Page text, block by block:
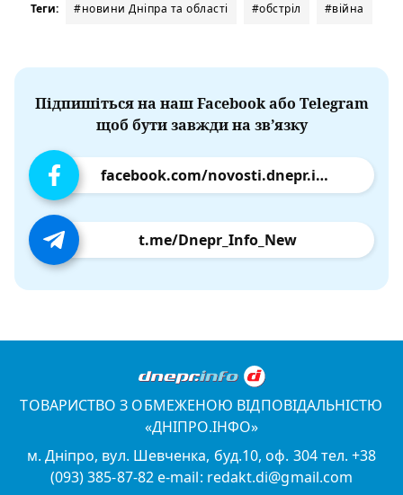
Теги: #новини Дніпра та області #обстріл #війна
Підпишіться на наш Facebook або Telegram
щоб бути завжди на зв’язку
facebook.com/novosti.dnepr.info
t.me/Dnepr_Info_New
ТОВАРИСТВО З ОБМЕЖЕНОЮ ВІДПОВІДАЛЬНІСТЮ
«ДНІПРО.ІНФО»
м. Дніпро, вул. Шевченка, буд.10, оф. 304 тел. +38
(093) 385-87-82 e-mail: redakt.di@gmail.com